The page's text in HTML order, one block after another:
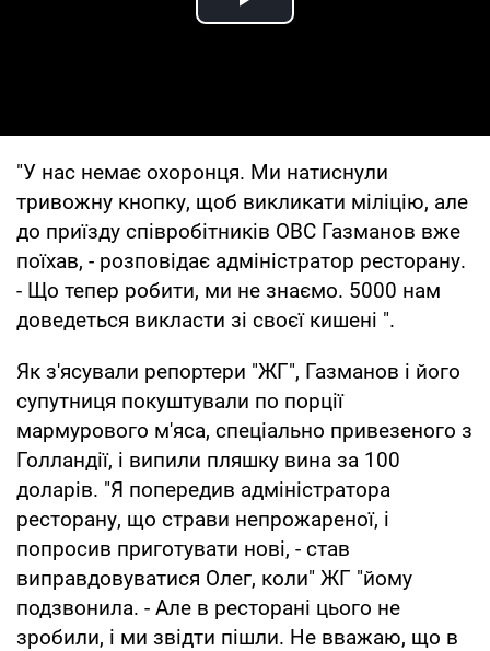
Play Video
"У нас немає охоронця. Ми натиснули
тривожну кнопку, щоб викликати міліцію, але
до приїзду співробітників ОВС Газманов вже
поїхав, - розповідає адміністратор ресторану.
- Що тепер робити, ми не знаємо. 5000 нам
доведеться викласти зі своєї кишені ".
Як з'ясували репортери "ЖГ", Газманов і його
супутниця покуштували по порції
мармурового м'яса, спеціально привезеного з
Голландії, і випили пляшку вина за 100
доларів. "Я попередив адміністратора
ресторану, що страви непрожареної, і
попросив приготувати нові, - став
виправдовуватися Олег, коли" ЖГ "йому
подзвонила. - Але в ресторані цього не
зробили, і ми звідти пішли. Не вважаю, що в